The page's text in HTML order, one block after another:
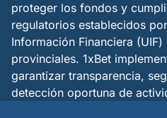
proteger los fondos y
regulatorios establecidos
Información Financiera
provinciales. 1xBet
garantizar transparencia,
detección oportuna de